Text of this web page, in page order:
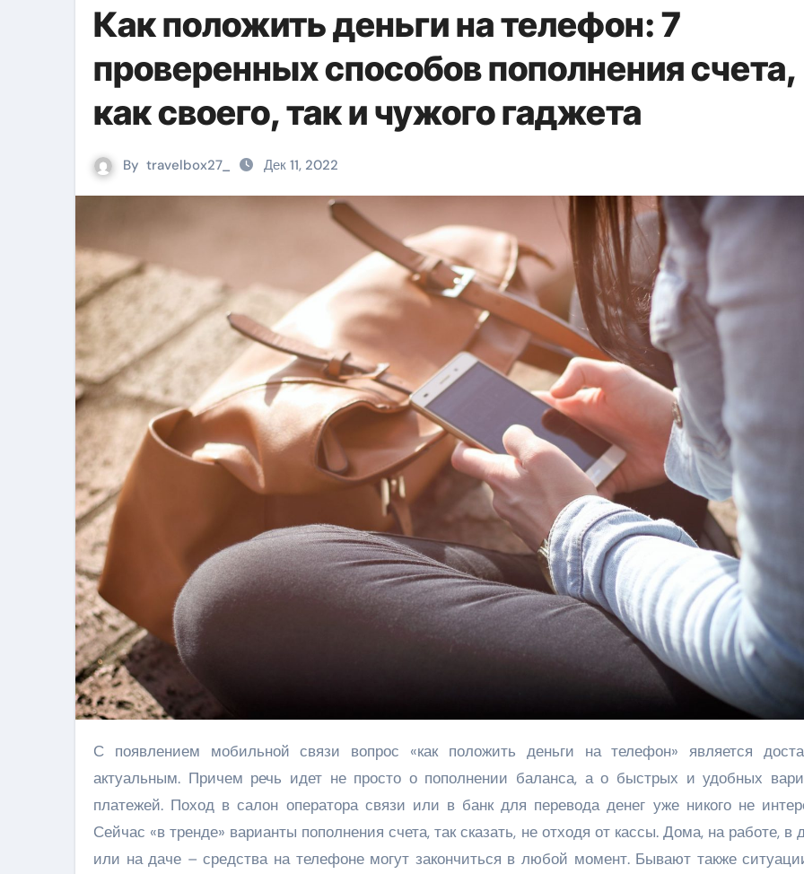
Как положить деньги на телефон: 7
проверенных способов пополнения счета,
как своего, так и чужого гаджета
By travelbox27_ Дек 11, 2022
С появлением мобильной связи вопрос «как положить деньги на телефон» является достаточно
актуальным. Причем речь идет не просто о пополнении баланса, а о быстрых и удобных
платежей. Поход в салон оператора связи или в банк для перевода денег уже никого не
Сейчас «в тренде» варианты пополнения счета, так сказать, не отходя от кассы. Дома, на работе, в
или на даче – средства на телефоне могут закончиться в любой момент. Бывают также